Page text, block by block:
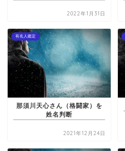
2022年1月31日
有名人鑑定
那須川天心さん（格闘家）を
姓名判断
2021年12月24日